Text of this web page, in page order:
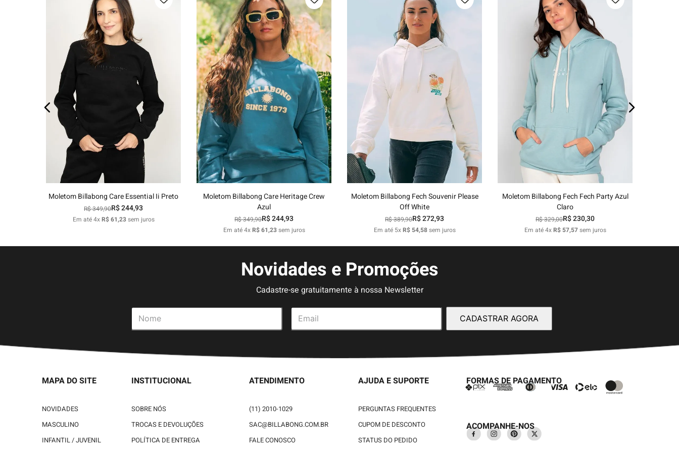
P G GG
Adicionar ao carrinho
Moletom Billabong Care Essential Ii Preto
R$349,90R$244,93
Em até4xR$61,23sem juros
P GG
Adicionar ao carrinho
Moletom Billabong Care Heritage Crew
Azul
R$349,90R$244,93
Em até4xR$61,23sem juros
M G GG
Adicionar ao carrinho
Moletom Billabong Fech Souvenir Please
Off White
R$389,90R$272,93
Em até 5xR$ 54,58sem juros
P G GG
Adicionar ao carrinho
Moletom Billabong Fech Fech Party Azul
Claro
R$329,00R$230,30
Em até4xR$ 57,57sem juros
Novidades e Promoções
Cadastre-se gratuitamente à nossa Newsletter
CADASTRAR AGORA
MAPA DO SITE
NOVIDADES
MASCULINO
INFANTIL / JUVENIL
INSTITUCIONAL
SOBRE NÓS
TROCAS E DEVOLUÇÕES
POLÍTICA DE ENTREGA
ATENDIMENTO
(11) 2010-1029
SAC@BILLABONG.COM.BR
FALE CONOSCO
AJUDA E SUPORTE
PERGUNTAS FREQUENTES
CUPOM DE DESCONTO
STATUS DO PEDIDO
FORMAS DE PAGAMENTO
ACOMPANHE-NOS